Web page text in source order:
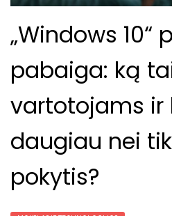
„Windows 10“
pabaiga: ką
vartotojams ir
daugiau nei
pokytis?